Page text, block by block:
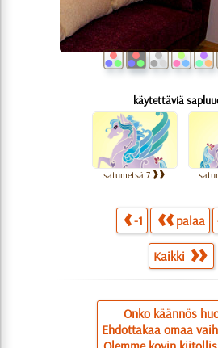
käytettäviä
satumetsä 7
-1 palaa
Kaikki
Onko käännös
Ehdottakaa omaa